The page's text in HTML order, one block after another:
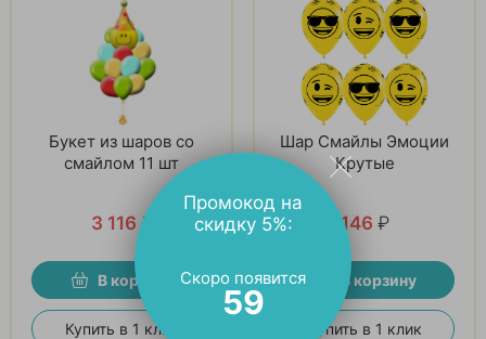
Букет из шаров со
смайлом 11 шт
3 116₽
В корзину
Купить в 1 клик
Шар Смайлы Эмоции
Крутые
146 ₽
В корзину
Купить в 1 клик
Промокод на
скидку 5%:
Скоро появится
58